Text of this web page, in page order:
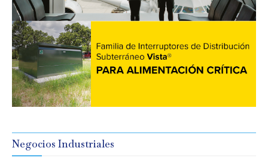
Negocios Industriales